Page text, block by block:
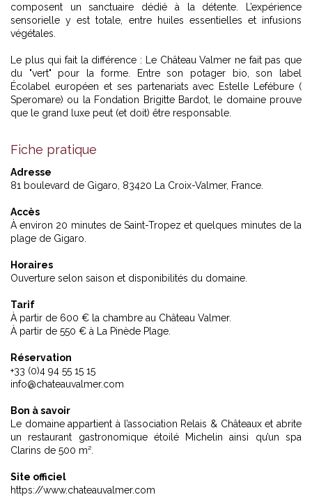
composent un sanctuaire dédié à la détente. L’expérience
sensorielle y est totale, entre huiles essentielles et infusions
végétales.
Le plus qui fait la différence : Le Château Valmer ne fait pas que
du "vert" pour la forme. Entre son potager bio, son label
Écolabel européen et ses partenariats avec Estelle Lefébure (
Speromare) ou la Fondation Brigitte Bardot, le domaine prouve
que le grand luxe peut (et doit) être responsable.
Fiche pratique
Adresse
81 boulevard de Gigaro, 83420 La Croix-Valmer, France.
Accès
À environ 20 minutes de Saint-Tropez et quelques minutes de la
plage de Gigaro.
Horaires
Ouverture selon saison et disponibilités du domaine.
Tarif
À partir de 600 € la chambre au Château Valmer.
À partir de 550 € à La Pinède Plage.
Réservation
+33 (0)4 94 55 15 15
info@chateauvalmer.com
Bon à savoir
Le domaine appartient à l’association Relais & Châteaux et abrite
un restaurant gastronomique étoilé Michelin ainsi qu’un spa
Clarins de 500 m².
Site officiel
https://www.chateauvalmer.com